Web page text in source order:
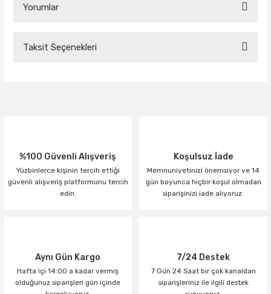
Yorumlar
Taksit Seçenekleri
%100 Güvenli Alışveriş
Yüzbinlerce kişinin tercih ettiği
güvenli alışveriş platformunu tercih
edin.
Koşulsuz İade
Memnuniyetinizi önemsiyor ve 14
gün boyunca hiçbir koşul olmadan
siparişinizi iade alıyoruz.
Aynı Gün Kargo
Hafta içi 14:00 a kadar vermiş
olduğunuz siparişleri gün içinde
7/24 Destek
7 Gün 24 Saat bir çok kanaldan
siparişleriniz ile ilgili destek